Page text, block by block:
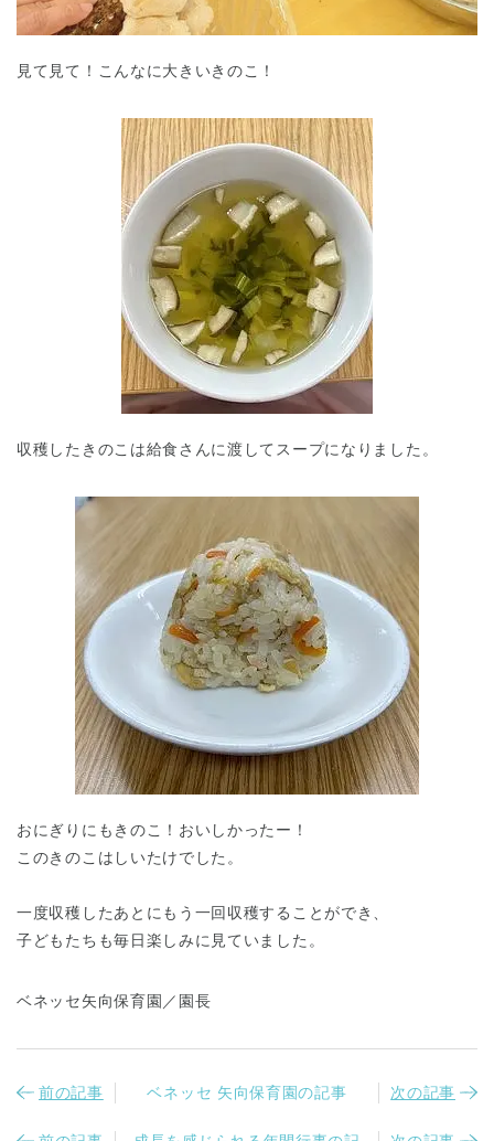
見て見て！こんなに大きいきのこ！
収穫したきのこは給食さんに渡してスープになりました。
おにぎりにもきのこ！おいしかったー！
このきのこはしいたけでした。
一度収穫したあとにもう一回収穫することができ、
子どもたちも毎日楽しみに見ていました。
ベネッセ矢向保育園／園長
前の記事 ベネッセ 矢向保育園の記事 次の記事